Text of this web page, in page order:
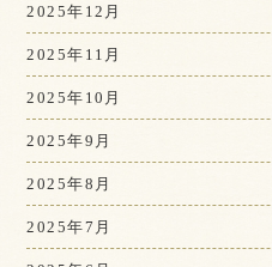
2025年12月
2025年11月
2025年10月
2025年9月
2025年8月
2025年7月